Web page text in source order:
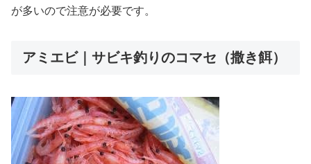
が多いので注意が必要です。
アミエビ｜サビキ釣りのコマセ（撒き餌）